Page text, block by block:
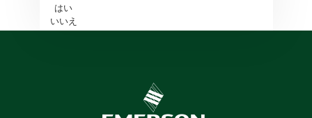
はい
いいえ